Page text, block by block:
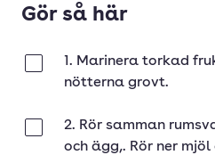
Gör så här
1. Marinera torkad
nötterna grovt.
2. Rör samman
och ägg,. Rör ner